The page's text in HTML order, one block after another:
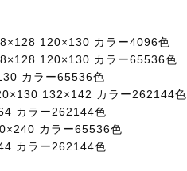
120×130 カラー4096色
120×130 カラー65536色
カラー65536色
132×142 カラー262144色
カラー262144色
カラー65536色
カラー262144色